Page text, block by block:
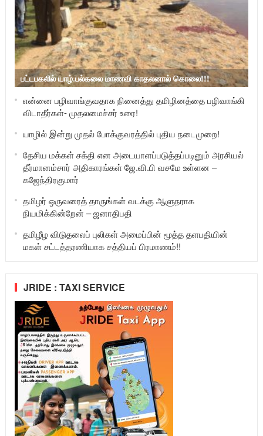
பட்டபகலில் யாழ்.பல்கலை மாணவி காதலனால் கொலை!!!
என்னை பழிவாங்குவதாக நினைத்து தமிழினத்தை பழிவாங்கி
விடாதீர்கள்- முதலமைச்சர் உரை!
யாழில் இன்று முதல் போக்குவரத்தில் புதிய நடைமுறை!
தேசிய மக்கள் சக்தி என அடையாளப்படுத்தப்படினும் அரசியல்
தீர்மானம்சார் அதிகாரங்கள் ஜே.வி.பி வசமே உள்ளன –
கஜேந்திரகுமார்
தமிழர் ஒருவரைத் தாருங்கள் வடக்கு ஆளுநராக
நியமிக்கின்றேன் – ஜனாதிபதி
தமிழீழ விடுதலைப் புலிகள் அமைப்பின் மூத்த தளபதியின்
மகள் சட்டத்தரணியாக சத்தியப் பிரமாணம்!!
JRIDE : TAXI SERVICE